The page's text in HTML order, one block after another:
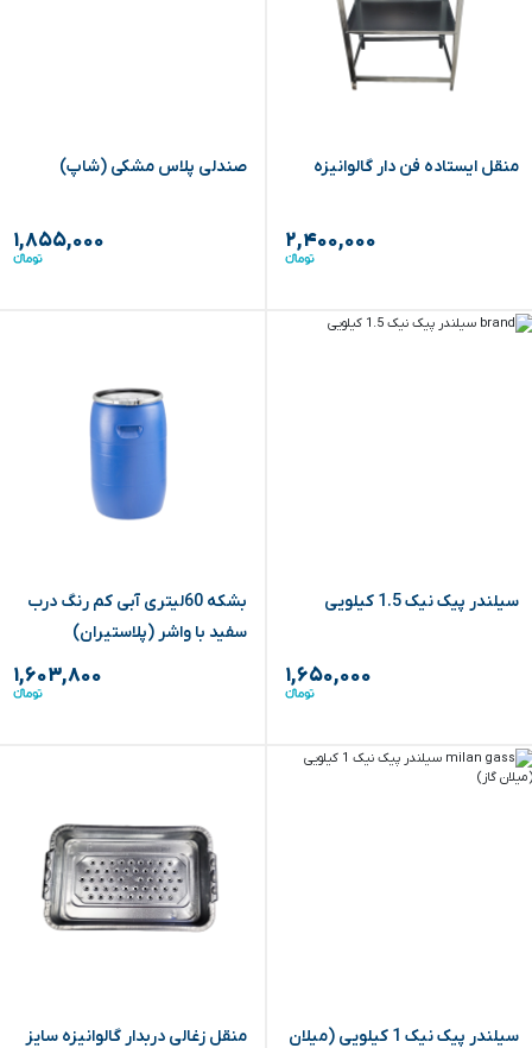
منقل ایستاده فن دار گالوانیزه
۲,۴۰۰,۰۰۰
صندلی پلاس مشکی (شاپ)
۱,۸۵۵,۰۰۰
سیلندر پیک نیک 1.5 کیلویی
۱,۶۵۰,۰۰۰
بشکه 60لیتری آبی کم رنگ درب
سفید با واشر (پلاستیران)
۱,۶۰۳,۸۰۰
سیلندر پیک نیک 1 کیلویی (میلان
منقل زغالی دربدار گالوانیزه سایز